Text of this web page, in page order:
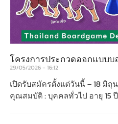
โครงการประกวดออกแบบบ
29/05/2026 16:12
เปิดรับสมัครตั้งแต่วันนี้ – 18 มิถุ
คุณสมบัติ : บุคคลทั่วไป อายุ 15